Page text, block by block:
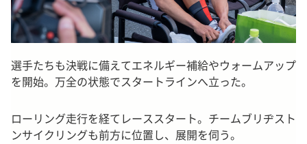
選手たちも決戦に備えてエネルギー補給やウォームアップ
を開始。万全の状態でスタートラインへ立った。
ローリング走行を経てレーススタート。チームブリヂスト
ンサイクリングも前方に位置し、展開を伺う。